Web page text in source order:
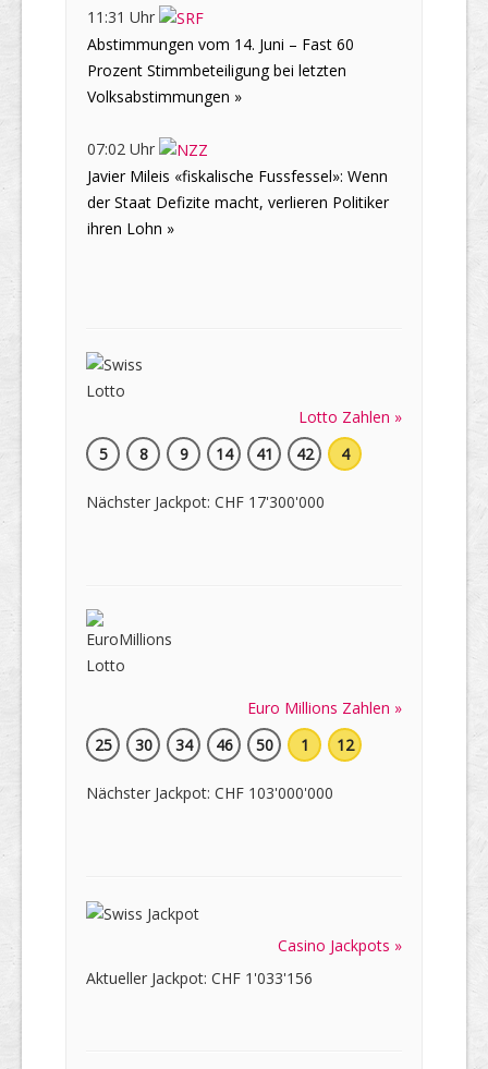
11:31 Uhr
Abstimmungen vom 14. Juni – Fast 60
Prozent Stimmbeteiligung bei letzten
Volksabstimmungen »
07:02 Uhr
Javier Mileis «fiskalische Fussfessel»: Wenn
der Staat Defizite macht, verlieren Politiker
ihren Lohn »
Lotto Zahlen »
5
8 9 14 41 42 4
Nächster Jackpot: CHF 17'300'000
Euro Millions Zahlen »
25
30 34 46 50 1 12
Nächster Jackpot: CHF 103'000'000
Casino Jackpots »
Aktueller Jackpot: CHF 1'033'156